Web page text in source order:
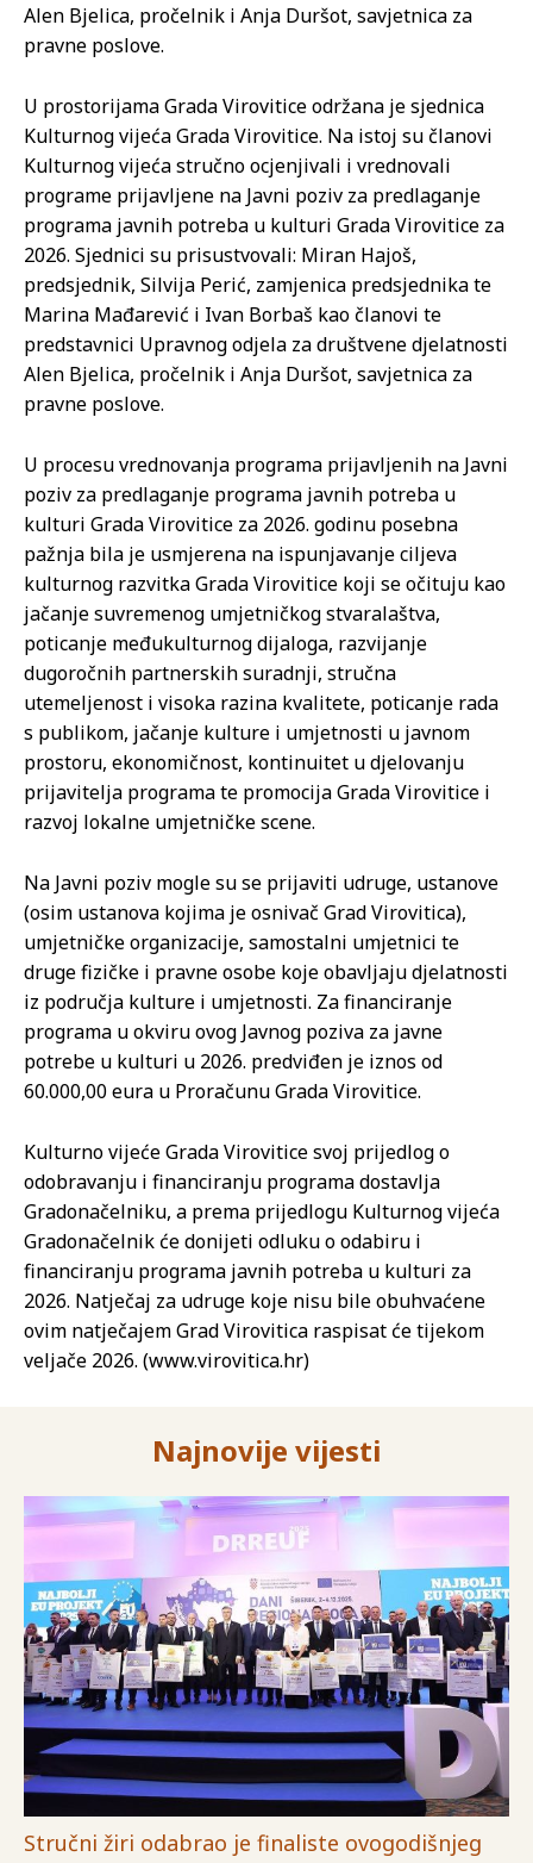
Alen Bjelica, pročelnik i Anja Duršot, savjetnica za
pravne poslove.
U prostorijama Grada Virovitice održana je sjednica
Kulturnog vijeća Grada Virovitice. Na istoj su članovi
Kulturnog vijeća stručno ocjenjivali i vrednovali
programe prijavljene na Javni poziv za predlaganje
programa javnih potreba u kulturi Grada Virovitice za
2026. Sjednici su prisustvovali: Miran Hajoš,
predsjednik, Silvija Perić, zamjenica predsjednika te
Marina Mađarević i Ivan Borbaš kao članovi te
predstavnici Upravnog odjela za društvene djelatnosti
Alen Bjelica, pročelnik i Anja Duršot, savjetnica za
pravne poslove.
U procesu vrednovanja programa prijavljenih na Javni
poziv za predlaganje programa javnih potreba u
kulturi Grada Virovitice za 2026. godinu posebna
pažnja bila je usmjerena na ispunjavanje ciljeva
kulturnog razvitka Grada Virovitice koji se očituju kao
jačanje suvremenog umjetničkog stvaralaštva,
poticanje međukulturnog dijaloga, razvijanje
dugoročnih partnerskih suradnji, stručna
utemeljenost i visoka razina kvalitete, poticanje rada
s publikom, jačanje kulture i umjetnosti u javnom
prostoru, ekonomičnost, kontinuitet u djelovanju
prijavitelja programa te promocija Grada Virovitice i
razvoj lokalne umjetničke scene.
Na Javni poziv mogle su se prijaviti udruge, ustanove
(osim ustanova kojima je osnivač Grad Virovitica),
umjetničke organizacije, samostalni umjetnici te
druge fizičke i pravne osobe koje obavljaju djelatnosti
iz područja kulture i umjetnosti. Za financiranje
programa u okviru ovog Javnog poziva za javne
potrebe u kulturi u 2026. predviđen je iznos od
60.000,00 eura u Proračunu Grada Virovitice.
Kulturno vijeće Grada Virovitice svoj prijedlog o
odobravanju i financiranju programa dostavlja
Gradonačelniku, a prema prijedlogu Kulturnog vijeća
Gradonačelnik će donijeti odluku o odabiru i
financiranju programa javnih potreba u kulturi za
2026. Natječaj za udruge koje nisu bile obuhvaćene
ovim natječajem Grad Virovitica raspisat će tijekom
veljače 2026. (www.virovitica.hr)
Najnovije vijesti
Stručni žiri odabrao je finaliste ovogodišnjeg